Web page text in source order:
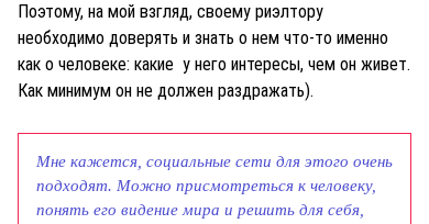
Поэтому, на мой взгляд, своему риэлтору
необходимо доверять и знать о нем что-то именно
как о человеке: какие у него интересы, чем он живет.
Как минимум он не должен раздражать).
Мне кажется, социальные сети для этого очень
подходят. Можно присмотреться к человеку,
понять его видение мира и решить для себя,